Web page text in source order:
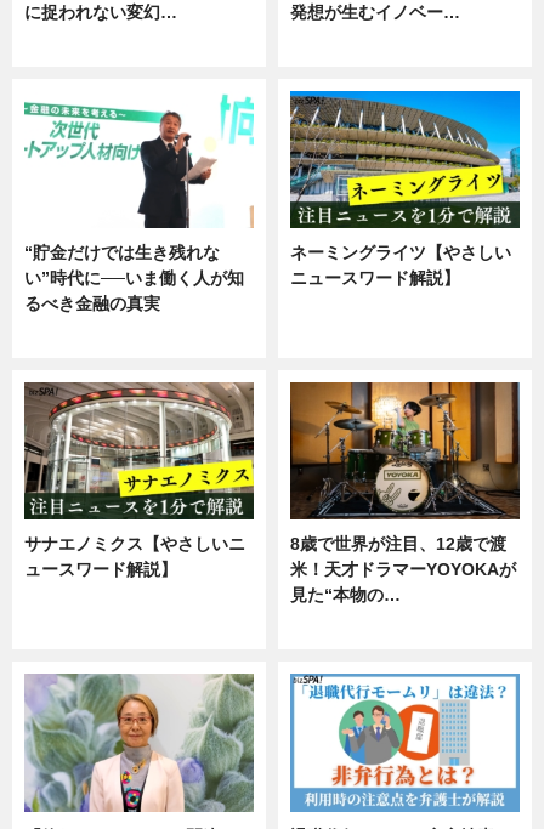
に捉われない変幻…
発想が生むイノベー…
“貯金だけでは生き残れな
い”時代に──いま働く人が知
るべき金融の真実
ネーミングライツ【やさしい
ニュースワード解説】
サナエノミクス【やさしいニ
ュースワード解説】
8歳で世界が注目、12歳で渡
米！天才ドラマーYOYOKAが
見た“本物の…